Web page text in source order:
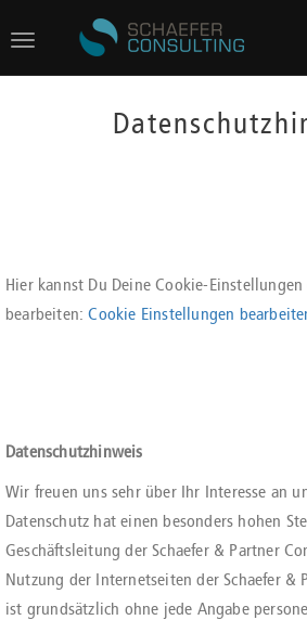
Toggle
navigation
Hier kannst Du Deine Cookie-
bearbeiten:Cookie Einstellungen
Datenschutzhinweis
Wir freuen uns sehr über Ihr Interesse an
Datenschutz hat einen besonders hohen
Geschäftsleitung der Schaefer & Partner
Nutzung der Internetseiten der Schaefer &
ist grundsätzlich ohne jede Angabe